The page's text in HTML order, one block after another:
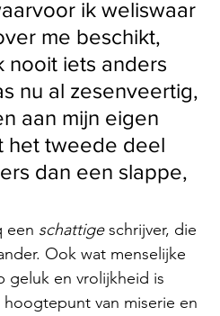
ik weliswaar
me beschikt,
nooit iets anders
nu al zesenveertig,
aan mijn eigen
het tweede deel
dan een slappe,
een schattige schrijver, die
Ook wat menselijke
geluk en vrolijkheid is
van miserie en